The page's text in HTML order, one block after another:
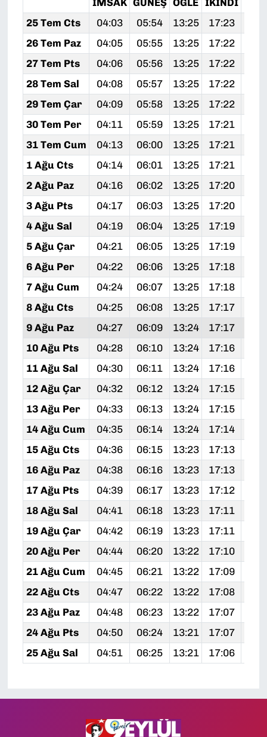
25 Tem Cts
04:03 05:54 13:25 17:23
26 Tem Paz
04:05 05:55 13:25 17:22
27 Tem Pts
04:06 05:56 13:25 17:22
28 Tem Sal
04:08 05:57 13:25 17:22
29 Tem Çar
04:09 05:58 13:25 17:22
30 Tem Per
04:11 05:59 13:25 17:21
31 Tem Cum
04:13 06:00 13:25 17:21
1 Ağu Cts
04:14 06:01 13:25 17:21
2 Ağu Paz
04:16 06:02 13:25 17:20
3 Ağu Pts
04:17 06:03 13:25 17:20
4 Ağu Sal
04:19 06:04 13:25 17:19
5 Ağu Çar
04:21 06:05 13:25 17:19
6 Ağu Per
04:22 06:06 13:25 17:18
7 Ağu Cum
04:24 06:07 13:25 17:18
8 Ağu Cts
04:25 06:08 13:25 17:17
9 Ağu Paz
04:27 06:09 13:24 17:17
10 Ağu Pts
04:28 06:10 13:24 17:16
11 Ağu Sal
04:30 06:11 13:24 17:16
12 Ağu Çar
04:32 06:12 13:24 17:15
13 Ağu Per
04:33 06:13 13:24 17:15
14 Ağu Cum
04:35 06:14 13:24 17:14
15 Ağu Cts
04:36 06:15 13:23 17:13
16 Ağu Paz
04:38 06:16 13:23 17:13
17 Ağu Pts
04:39 06:17 13:23 17:12
18 Ağu Sal
04:41 06:18 13:23 17:11
19 Ağu Çar
04:42 06:19 13:23 17:11
20 Ağu Per
04:44 06:20 13:22 17:10
21 Ağu Cum
04:45 06:21 13:22 17:09
22 Ağu Cts
04:47 06:22 13:22 17:08
23 Ağu Paz
04:48 06:23 13:22 17:07
24 Ağu Pts
04:50 06:24 13:21 17:07
25 Ağu Sal
04:51 06:25 13:21 17:06